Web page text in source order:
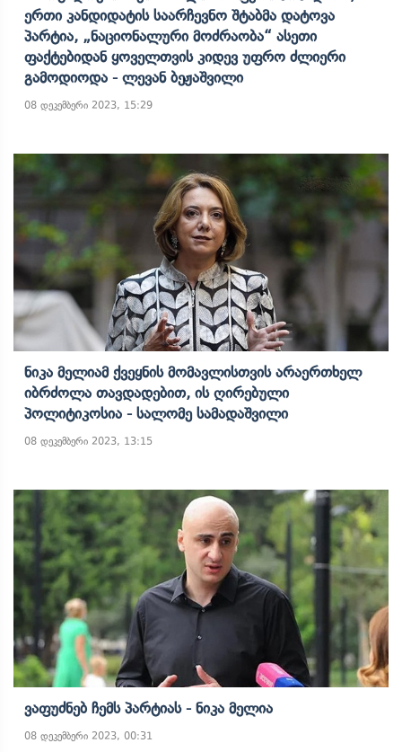
Ერთი Კანდიდატის Საარჩევნო Შტაბმა Დატოვა
Პარტია, „ნაციონალური Მოძრაობა“ Ასეთი
Ფაქტებიდან Ყოველთვის Კიდევ Უფრო Ძლიერი
Გამოდიოდა - Ლევან Ბეჟაშვილი
08 დეკემბერი 2023, 15:29
Ნიკა Მელიამ Ქვეყნის Მომავლისთვის Არაერთხელ
Იბრძოლა Თავდადებით, Ის Ღირებული
Პოლიტიკოსია - Სალომე Სამადაშვილი
08 დეკემბერი 2023, 13:15
Ვაფუძნებ Ჩემს Პარტიას - Ნიკა Მელია
08 დეკემბერი 2023, 00:31